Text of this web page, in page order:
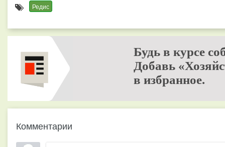
Редис
Будь в курсе
Добавь
в избранное.
Комментарии